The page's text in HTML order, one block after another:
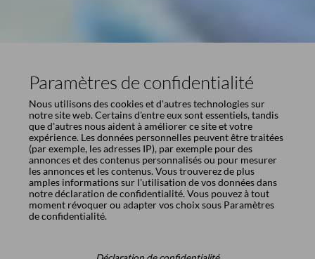
Paramètres de confidentialité
Nous utilisons des cookies et d'autres technologies sur
notre site web. Certains d'entre eux sont essentiels, tandis
que d'autres nous aident à améliorer ce site et votre
expérience. Les données personnelles peuvent être traitées
(par exemple, les adresses IP), par exemple pour des
annonces et des contenus personnalisés ou pour mesurer
les annonces et les contenus. Vous trouverez de plus
amples informations sur l'utilisation de vos données dans
notredéclaration de confidentialité. Vous pouvez à tout
moment révoquer ou adapter vos choix sous Paramètres
de confidentialité.